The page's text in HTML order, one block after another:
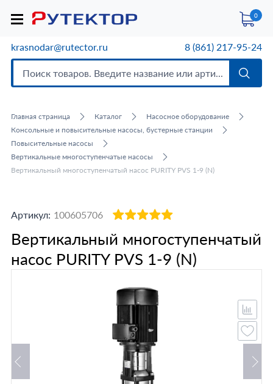
0
krasnodar@rutector.ru 8 (861) 217-95-24
Главная страница Каталог
Насосное оборудование
Консольные и повысительные насосы, бустерные станции
Повысительные насосы
Вертикальные многоступенчатые насосы
Вертикальный многоступенчатый насос PURITY PVS 1-9 (N)
Артикул: 100605706
Вертикальный многоступенчатый
насос PURITY PVS 1-9 (N)